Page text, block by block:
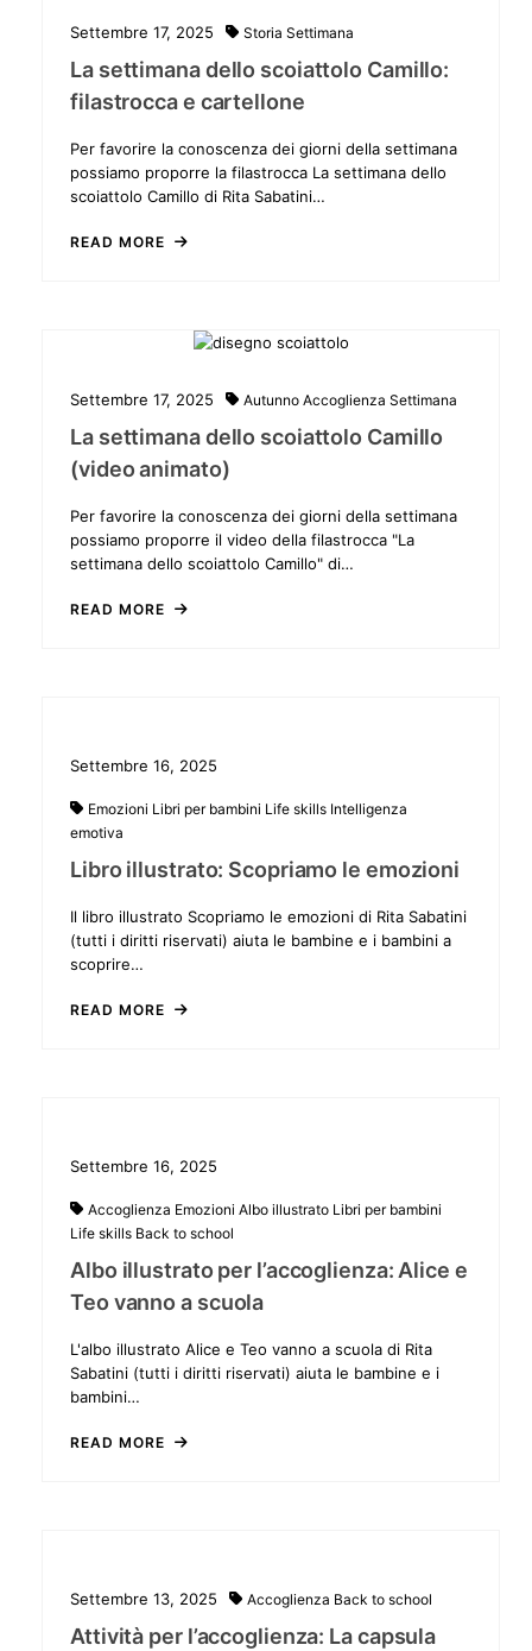
Settembre 17, 2025 Storia Settimana
La settimana dello scoiattolo Camillo:
filastrocca e cartellone
Per favorire la conoscenza dei giorni della settimana
possiamo proporre la filastrocca La settimana dello
scoiattolo Camillo di Rita Sabatini…
READ MORE
Settembre 17, 2025 Autunno Accoglienza Settimana
La settimana dello scoiattolo Camillo
(video animato)
Per favorire la conoscenza dei giorni della settimana
possiamo proporre il video della filastrocca "La
settimana dello scoiattolo Camillo" di…
READ MORE
Settembre 16, 2025
Emozioni Libri per bambini Life skills Intelligenza
emotiva
Libro illustrato: Scopriamo le emozioni
Il libro illustrato Scopriamo le emozioni di Rita Sabatini
(tutti i diritti riservati) aiuta le bambine e i bambini a
scoprire…
READ MORE
Settembre 16, 2025
Accoglienza Emozioni Albo illustrato Libri per bambini
Life skills Back to school
Albo illustrato per l’accoglienza: Alice e
Teo vanno a scuola
L'albo illustrato Alice e Teo vanno a scuola di Rita
Sabatini (tutti i diritti riservati) aiuta le bambine e i
bambini…
READ MORE
Settembre 13, 2025 Accoglienza Back to school
Attività per l’accoglienza: La capsula